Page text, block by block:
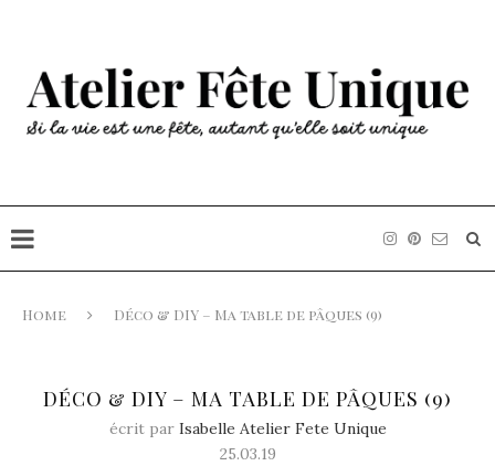
Home Déco & DIY – Ma table de pâques (9)
DÉCO & DIY – MA TABLE DE PÂQUES (9)
écrit par Isabelle Atelier Fete Unique
25.03.19